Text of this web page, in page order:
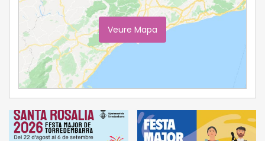
Veure Mapa